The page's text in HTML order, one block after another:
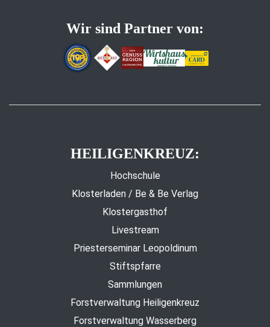
Wir sind Partner von:
HEILIGENKREUZ:
Hochschule
Klosterladen / Be & Be Verlag
Klostergasthof
Livestream
Priesterseminar Leopoldinum
Stiftspfarre
Sammlungen
Forstverwaltung Heiligenkreuz
Forstverwaltung Wasserberg